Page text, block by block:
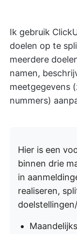
Ik gebruik
doelen op te
meerdere
namen,
meetgegevens
nummers)
Hier is een
binnen drie
in
realiseren,